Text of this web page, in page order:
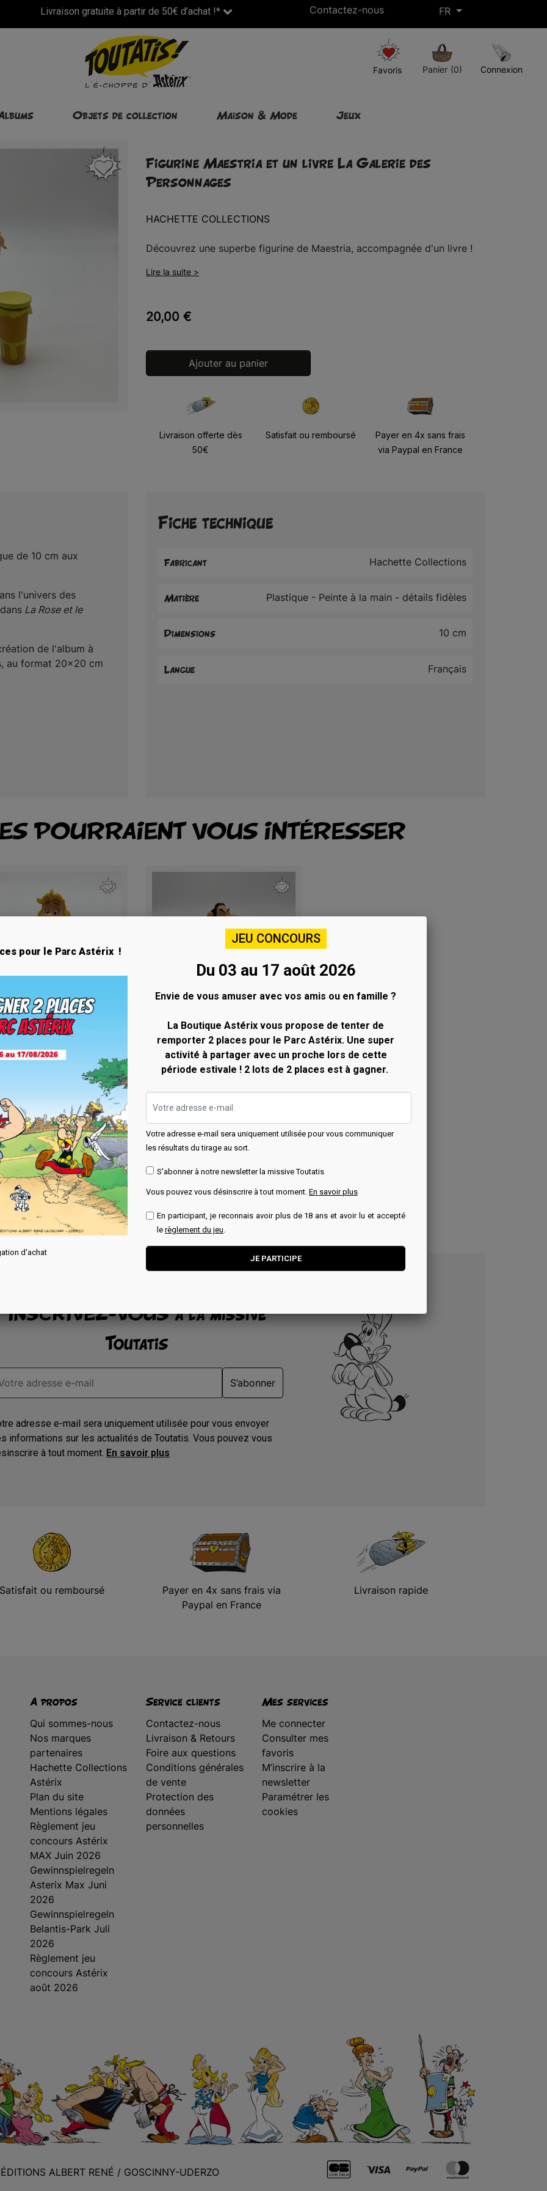
Livraison gratuite à partir de 50€ d’achat !* Livraison gratuite à partir de 50€ d’achat !*
Contactez-nous FR
Connexion
Panier (0)
Favoris
Objets de collection Maison & Mode Jeux
Figurine Maestria et un livre La Galerie des
Personnages
HACHETTE COLLECTIONS
Découvrez une superbe figurine de Maestria, accompagnée d'un livre !
Lire la suite >
20,00 €
Ajouter au panier
Livraison offerte dès
50€
Satisfait ou remboursé
Payer en 4x sans frais
via Paypal en France
de 10 cm aux
l'univers des
La Rose et le
de l'album à
au format 20x20 cm
Fiche technique
Fabricant Hachette Collections
Matière Plastique - Peinte à la main - détails fidèles
Dimensions 10 cm
Langue Français
POURRAIENT VOUS INTÉRESSER
Aperçu rapide
La Galerie des
Collections
€
Ajouter au panier
Aperçu rapide
Figurine Alambix et un
livre La Galerie des
Personnages
Rupture de stock
Hachette Collections
Prix
20,00 €
Momentanément
indisponible.
INSCRIVEZ-VOUS à la missive
Toutatis
S’abonner
adresse e-mail sera uniquement utilisée pour vous envoyer
informations sur les actualités de Toutatis. Vous pouvez vous
à tout moment. En savoir plus
Satisfait ou remboursé
Payer en 4x sans frais via
Paypal en France
Livraison rapide
A propos
Qui sommes-nous
Nos marques
partenaires
Hachette Collections
Astérix
Plan du site
Mentions légales
Règlement jeu
concours Astérix
MAX Juin 2026
Gewinnspielregeln
Asterix Max Juni
2026
Gewinnspielregeln
Belantis-Park Juli
2026
Règlement jeu
concours Astérix
août 2026
Service clients
Contactez-nous
Livraison & Retours
Foire aux questions
Conditions générales
de vente
Protection des
données
personnelles
Mes services
Me connecter
Consulter mes
favoris
M’inscrire à la
newsletter
Paramétrer les
cookies
ALBERT RENÉ / GOSCINNY-UDERZO
pour le Parc Astérix !
d'achat
JEU CONCOURS
Du 03 au 17 août 2026
Envie de vous amuser avec vos amis ou en famille ?
La Boutique Astérix vous propose de tenter de
remporter 2 places pour le Parc Astérix. Une super
activité à partager avec un proche lors de cette
période estivale ! 2 lots de 2 places est à gagner.
Votre adresse e-mail sera uniquement utilisée pour vous communiquer
les résultats du tirage au sort.
S'abonner à notre newsletter la missive Toutatis
Vous pouvez vous désinscrire à tout moment. En savoir plus
En participant, je reconnais avoir plus de 18 ans et avoir lu et accepté
le règlement du jeu.